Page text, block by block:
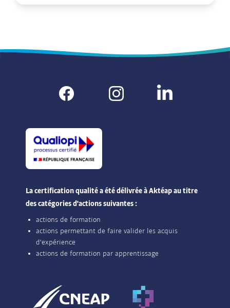
La certification qualité a été délivrée à Aktéap au titre
des catégories d'actions suivantes :
actions de formation
actions permettant de faire valider les acquis
d'expérience
actions de formation par apprentissage